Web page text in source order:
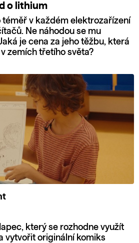
o lithium
téměř v každém elektrozařízení
Ne náhodou se mu
je cena za jeho těžbu, která
zemích třetího světa?
který se rozhodne využít
vytvořit originální komiks